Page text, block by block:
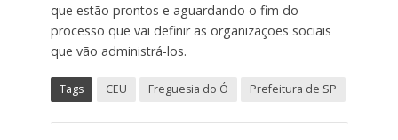
que estão prontos e aguardando o fim do
processo que vai definir as organizações sociais
que vão administrá-los.
Tags CEU Freguesia do Ó Prefeitura de SP